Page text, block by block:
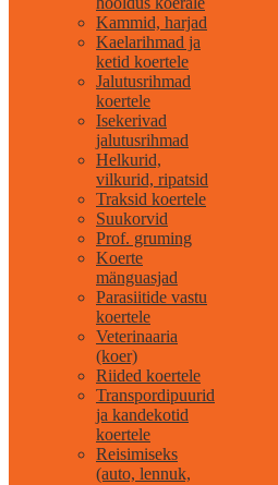
Kammid, harjad
Kaelarihmad ja
ketid koertele
Jalutusrihmad
koertele
Isekerivad
jalutusrihmad
Helkurid,
vilkurid, ripatsid
Traksid koertele
Suukorvid
Prof. gruming
Koerte
mänguasjad
Parasiitide vastu
koertele
Veterinaaria
(koer)
Riided koertele
Transpordipuurid
ja kandekotid
koertele
Reisimiseks
(auto, lennuk,